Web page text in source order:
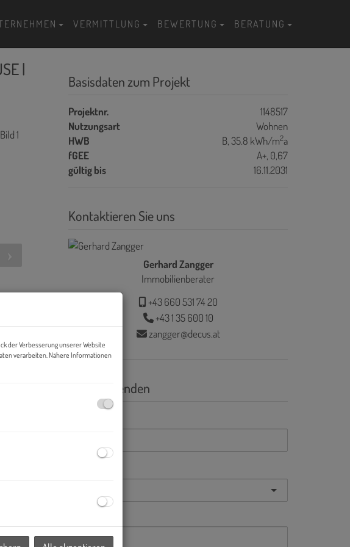
VERMITTLUNG BEWERTUNG BERATUNG
|
und dem
aufgeteilt
Ausstattung
Basisdaten zum Projekt
Projektnr.
1148517
Nutzungsart
Wohnen
HWB
B, 35.8 kWh/m2a
fGEE
A+, 0,67
gültig bis
16.11.2031
Kontaktieren Sie uns
Gerhard Zangger
Immobilienberater
+43 660 531 74 20
+43 1 35 600 10
zangger@decus.at
Anfrage senden
der Verbesserung unserer Website
verarbeiten. Nähere Informationen